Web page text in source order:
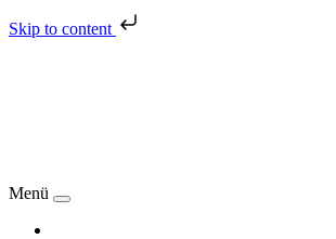
Skip to content
Menü